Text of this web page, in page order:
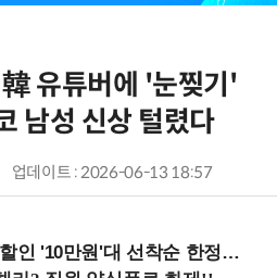
유튜버에 '눈찢기'
남성 신상 털렸다
업데이트 : 2026-06-13 18:57
'10만원'대 선착순 한정판매!